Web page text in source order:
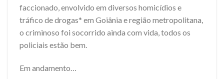
faccionado, envolvido em diversos homicídios e
tráfico de drogas* em Goiânia e região metropolitana,
o criminoso foi socorrido ainda com vida, todos os
policiais estão bem.
Em andamento…